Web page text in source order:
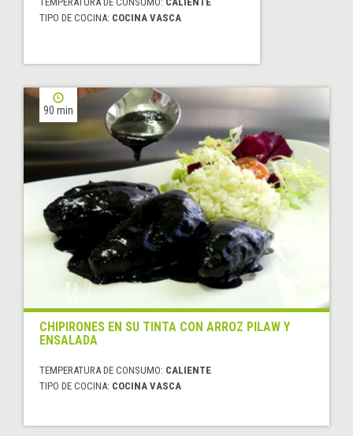
TIPO DE COCINA: COCINA VASCA
90 min
CHIPIRONES EN SU TINTA CON ARROZ PILAW Y
ENSALADA
TEMPERATURA DE CONSUMO: CALIENTE
TIPO DE COCINA: COCINA VASCA